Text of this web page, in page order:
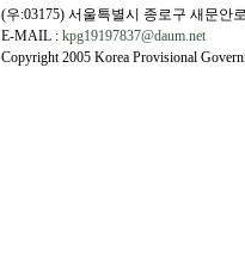
(우:03175) 서울특별시 종로구 새문안
E-MAIL : kpg19197837@daum.net
Copyright 2005 Korea Provisional